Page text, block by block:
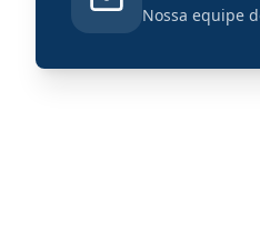
Nossa equipe